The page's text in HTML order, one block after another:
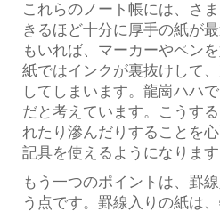
これらのノート帳には、さ
きるほど十分に厚手の紙が
もいれば、マーカーやペン
紙ではインクが裏抜けして
してしまいます。龍崗ハハ
だと考えています。こうす
れたり滲んだりすることを
記具を使えるようになります
もう一つのポイントは、罫
う点です。罫線入りの紙は